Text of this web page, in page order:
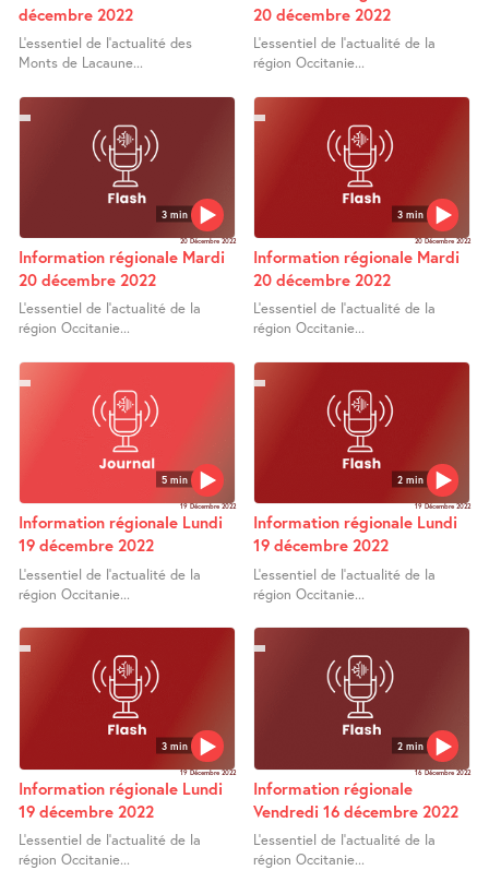
décembre 2022
L’essentiel de l’actualité des
Monts de Lacaune...
20 décembre 2022
L’essentiel de l’actualité de la
région Occitanie...
3 min
20 Décembre 2022
Information régionale Mardi
20 décembre 2022
L’essentiel de l’actualité de la
région Occitanie...
3 min
20 Décembre 2022
Information régionale Mardi
20 décembre 2022
L’essentiel de l’actualité de la
région Occitanie...
5 min
19 Décembre 2022
Information régionale Lundi
19 décembre 2022
L’essentiel de l’actualité de la
région Occitanie...
2 min
19 Décembre 2022
Information régionale Lundi
19 décembre 2022
L’essentiel de l’actualité de la
région Occitanie...
3 min
19 Décembre 2022
Information régionale Lundi
19 décembre 2022
L’essentiel de l’actualité de la
région Occitanie...
2 min
16 Décembre 2022
Information régionale
Vendredi 16 décembre 2022
L’essentiel de l’actualité de la
région Occitanie...